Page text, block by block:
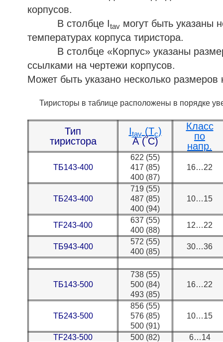
корпусов.
В столбце Itav могут быть указаны
температурах корпуса тиристора.
В столбце «Корпус» указаны
ссылками на чертежи корпусов.
Может быть указано несколько
Тиристоры в таблице расположены в порядке
Тип
тиристора
Itav(Tc)
А (ºС)
Класс
по
напр.
ТБ143-400
622 (55)
417 (85)
400 (87)
16…22
ТБ243-400
719 (55)
487 (85)
400 (94)
10…15
TF243-400
637 (55)
400 (88)
12…22
ТБ943-400
572 (55)
400 (85)
30…36
ТБ143-500
738 (55)
500 (84)
493 (85)
16…22
ТБ243-500
856 (55)
576 (85)
500 (91)
10…15
TF243-500 500 (82)
6…14